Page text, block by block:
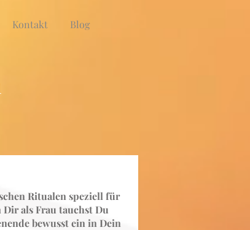
Kontakt Blog
Ritualen speziell für
als Frau tauchst Du
bewusst ein in Dein